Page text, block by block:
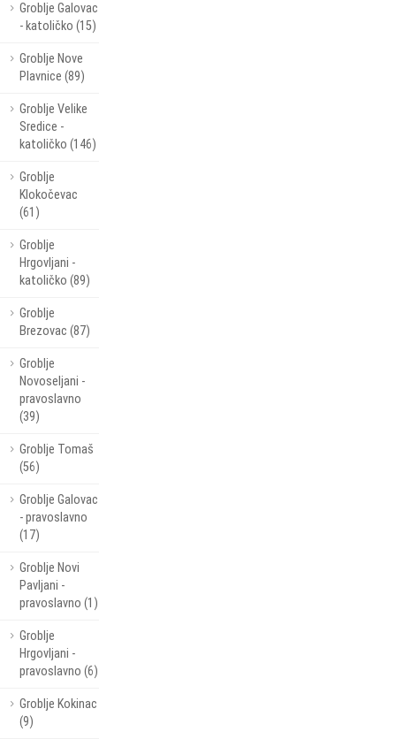
Groblje Galovac
- katoličko (15)
Groblje Nove
Plavnice (89)
Groblje Velike
Sredice -
katoličko (146)
Groblje
Klokočevac
(61)
Groblje
Hrgovljani -
katoličko (89)
Groblje
Brezovac (87)
Groblje
Novoseljani -
pravoslavno
(39)
Groblje Tomaš
(56)
Groblje Galovac
- pravoslavno
(17)
Groblje Novi
Pavljani -
pravoslavno (1)
Groblje
Hrgovljani -
pravoslavno (6)
Groblje Kokinac
(9)